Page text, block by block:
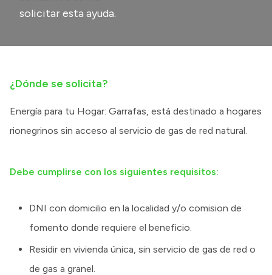
Intranet
solicitar esta ayuda.
¿Dónde se solicita?
Energía para tu Hogar: Garrafas, está destinado a hogares
rionegrinos sin acceso al servicio de gas de red natural.
Debe cumplirse con los siguientes requisitos:
DNI con domicilio en la localidad y/o comision de
fomento donde requiere el beneficio.
Residir en vivienda única, sin servicio de gas de red o
de gas a granel.